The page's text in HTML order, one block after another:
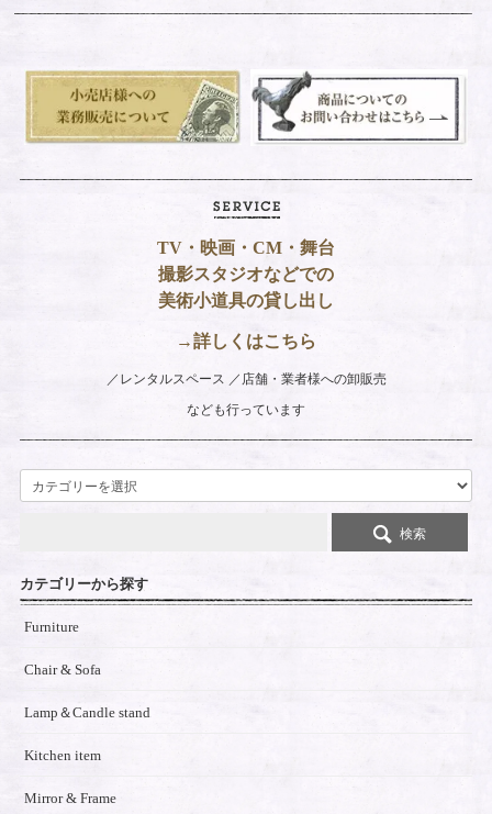
TV・映画・CM・舞台
撮影スタジオなどでの
美術小道具の貸し出し
→詳しくはこちら
レンタルスペース
店舗・業者様への卸販売
なども行っています
検索
カテゴリーから探す
Furniture
Chair & Sofa
Lamp＆Candle stand
Kitchen item
Mirror & Frame